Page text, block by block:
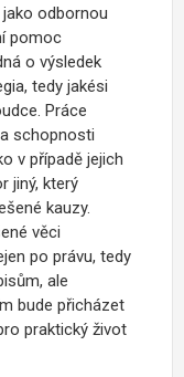
odbornou
pomoc
o výsledek
tedy jakési
Práce
schopnosti
v případě jejich
jiný, který
kauzy.
věci
po právu, tedy
ale
bude přicházet
praktický život